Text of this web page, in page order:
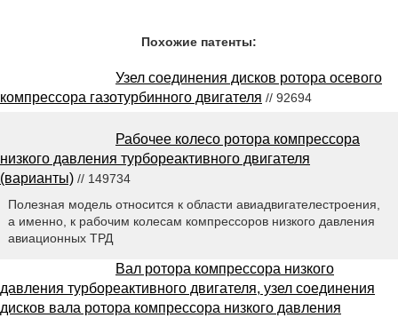
Похожие патенты:
Узел соединения дисков ротора осевого
компрессора газотурбинного двигателя // 92694
Рабочее колесо ротора компрессора
низкого давления турбореактивного двигателя
(варианты) // 149734
Полезная модель относится к области авиадвигателестроения,
а именно, к рабочим колесам компрессоров низкого давления
авиационных ТРД
Вал ротора компрессора низкого
давления турбореактивного двигателя, узел соединения
дисков вала ротора компрессора низкого давления